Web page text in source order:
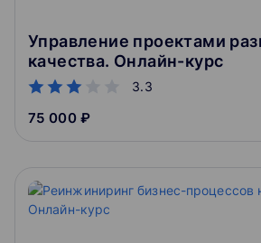
Управление проектами
качества. Онлайн-курс
3.3
75 000 ₽